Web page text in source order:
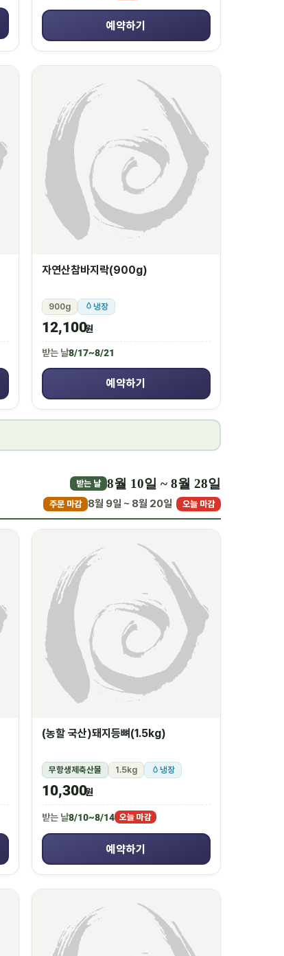
예약하기
자연산참바지락(900g)
900g 냉장
12,100원
받는 날8/17~8/21
예약하기
받는 날 8월 10일 ~ 8월 28일
주문 마감 8월 9일 ~ 8월 20일 오늘 마감
(농할 국산)돼지등뼈(1.5kg)
무항생제축산물 1.5kg 냉장
10,300원
받는 날8/10~8/14 오늘 마감
예약하기